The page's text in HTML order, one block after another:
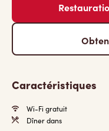
Caractéristiques
Wi-Fi gratuit
Dîner dans